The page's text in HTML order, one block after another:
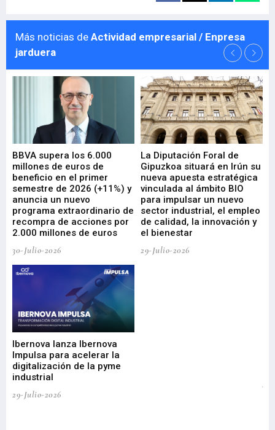
Más noticias de Actividad empresarial / Enpresa
jarduera
BBVA supera los 6.000
millones de euros de
beneficio en el primer
semestre de 2026 (+11%) y
anuncia un nuevo
programa extraordinario de
recompra de acciones por
2.000 millones de euros
30-Julio-2026
La Diputación Foral de
Gipuzkoa situará en Irún su
nueva apuesta estratégica
vinculada al ámbito BIO
para impulsar un nuevo
sector industrial, el empleo
de calidad, la innovación y
el bienestar
29-Julio-2026
Ibernova lanza Ibernova
Impulsa para acelerar la
digitalización de la pyme
industrial
29-Julio-2026